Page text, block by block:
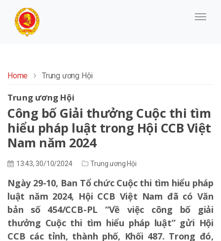
Home Trung ương Hội
Trung ương Hội
Công bố Giải thưởng Cuộc thi tìm
hiểu pháp luật trong Hội CCB Việt
Nam năm 2024
13:43, 30/10/2024 Trung ương Hội
Ngày 29-10, Ban Tổ chức Cuộc thi tìm hiểu pháp
luật năm 2024, Hội CCB Việt Nam đã có Văn
bản số 454/CCB-PL “Về việc công bố giải
thưởng Cuộc thi tìm hiểu pháp luật” gửi Hội
CCB các tỉnh, thành phố, Khối 487. Trong đó,